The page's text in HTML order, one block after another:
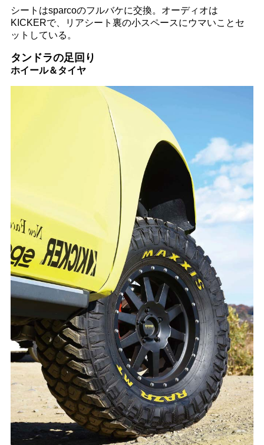
シートはsparcoのフルバケに交換。オーディオは
KICKERで、リアシート裏の小スペースにウマいことセ
ットしている。
タンドラの足回り
ホイール＆タイヤ